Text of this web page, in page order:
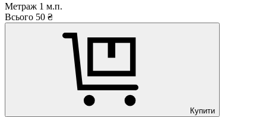
Метраж 1 м.п.
Всього 50 ₴
Купити